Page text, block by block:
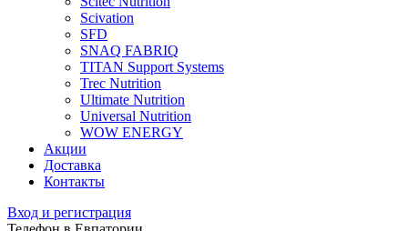
Scivation
SFD
SNAQ FABRIQ
TITAN Support Systems
Trec Nutrition
Ultimate Nutrition
Universal Nutrition
WOW ENERGY
Акции
Доставка
Контакты
Вход и регистрация